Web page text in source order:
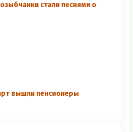
стали песнями о
вышли пенсионеры